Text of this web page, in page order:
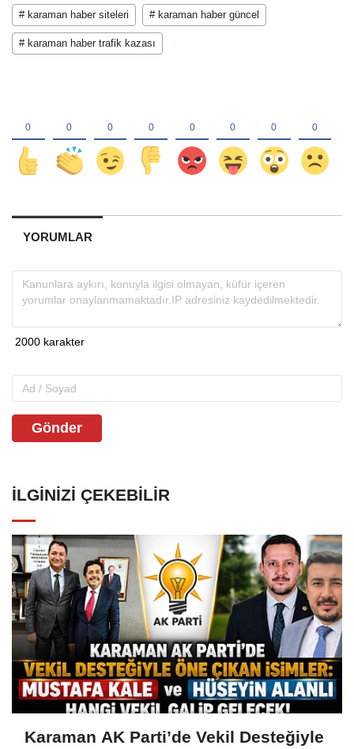
# karaman haber siteleri # karaman haber güncel
# karaman haber trafik kazası
YORUMLAR
Gönder
İLGINIZI ÇEKEBILIR
Karaman AK Parti’de Vekil Desteğiyle